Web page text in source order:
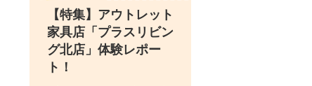
【特集】アウトレット
家具店「プラスリビン
グ北店」体験レポー
ト！